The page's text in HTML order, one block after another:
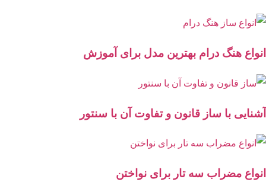
انواع هنگ درام بهترین مدل برای آموزش
آشنایی با ساز قانون و تفاوت آن با سنتور
انواع مضراب سه تار برای نواختن